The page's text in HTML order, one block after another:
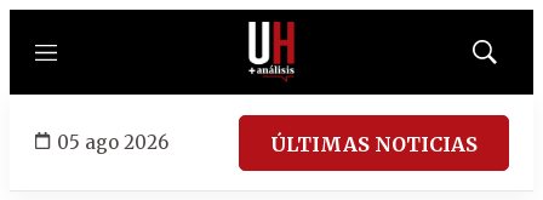
Menú
Mostrar
05 ago 2026 ÚLTIMAS NOTICIAS